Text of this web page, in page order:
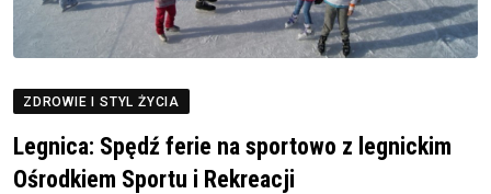
ZDROWIE I STYL ŻYCIA
Legnica: Spędź ferie na sportowo z legnickim
Ośrodkiem Sportu i Rekreacji